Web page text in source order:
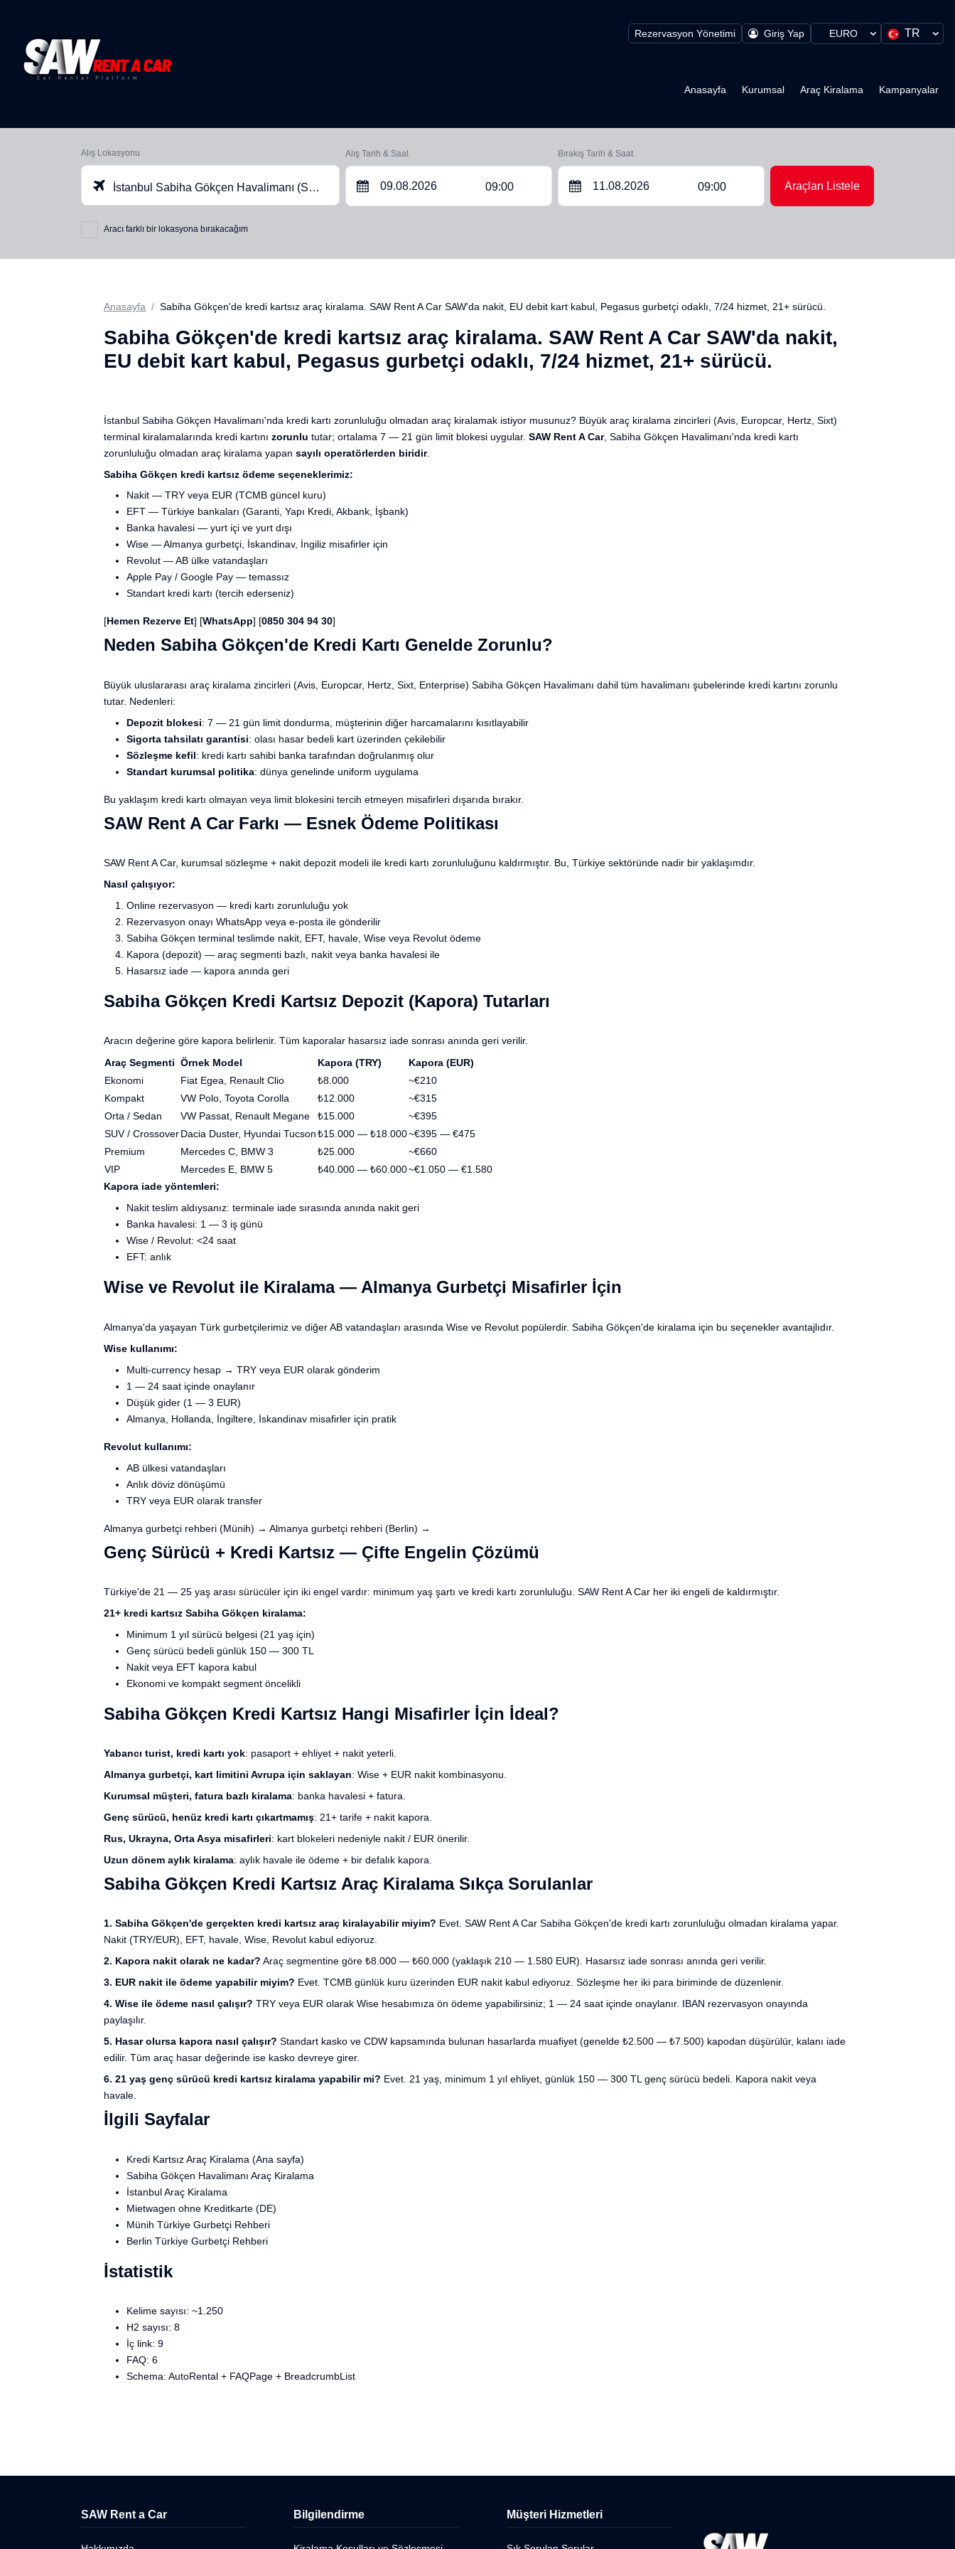
Rezervasyon Yönetimi Giriş Yap TR
EURO
Anasayfa Kurumsal Araç Kiralama Kampanyalar
Alış Lokasyonu
İstanbul Sabiha Gökçen Havalimanı (SAW)
Aracı farklı bir lokasyona bırakacağım
Alış Tarih & Saat
09:00
Bırakış Tarih & Saat
09:00 Araçları Listele
Anasayfa Sabiha Gökçen'de kredi kartsız araç kiralama. SAW Rent A Car SAW'da nakit, EU debit kart kabul, Pegasus gurbetçi odaklı, 7/24 hizmet, 21+ sürücü.
Sabiha Gökçen'de kredi kartsız araç kiralama. SAW Rent A Car SAW'da nakit,
EU debit kart kabul, Pegasus gurbetçi odaklı, 7/24 hizmet, 21+ sürücü.
İstanbul Sabiha Gökçen Havalimanı'nda kredi kartı zorunluluğu olmadan araç kiralamak istiyor musunuz? Büyük araç kiralama zincirleri (Avis, Europcar, Hertz, Sixt)
terminal kiralamalarında kredi kartını zorunlu tutar; ortalama 7 — 21 gün limit blokesi uygular. SAW Rent A Car, Sabiha Gökçen Havalimanı'nda kredi kartı
zorunluluğu olmadan araç kiralama yapan sayılı operatörlerden biridir.
Sabiha Gökçen kredi kartsız ödeme seçeneklerimiz:
Nakit — TRY veya EUR (TCMB güncel kuru)
EFT — Türkiye bankaları (Garanti, Yapı Kredi, Akbank, İşbank)
Banka havalesi — yurt içi ve yurt dışı
Wise — Almanya gurbetçi, İskandinav, İngiliz misafirler için
Revolut — AB ülke vatandaşları
Apple Pay / Google Pay — temassız
Standart kredi kartı (tercih ederseniz)
[Hemen Rezerve Et] [WhatsApp] [0850 304 94 30]
Neden Sabiha Gökçen'de Kredi Kartı Genelde Zorunlu?
Büyük uluslararası araç kiralama zincirleri (Avis, Europcar, Hertz, Sixt, Enterprise) Sabiha Gökçen Havalimanı dahil tüm havalimanı şubelerinde kredi kartını zorunlu
tutar. Nedenleri:
Depozit blokesi: 7 — 21 gün limit dondurma, müşterinin diğer harcamalarını kısıtlayabilir
Sigorta tahsilatı garantisi: olası hasar bedeli kart üzerinden çekilebilir
Sözleşme kefil: kredi kartı sahibi banka tarafından doğrulanmış olur
Standart kurumsal politika: dünya genelinde uniform uygulama
Bu yaklaşım kredi kartı olmayan veya limit blokesini tercih etmeyen misafirleri dışarıda bırakır.
SAW Rent A Car Farkı — Esnek Ödeme Politikası
SAW Rent A Car, kurumsal sözleşme + nakit depozit modeli ile kredi kartı zorunluluğunu kaldırmıştır. Bu, Türkiye sektöründe nadir bir yaklaşımdır.
Nasıl çalışıyor:
Online rezervasyon — kredi kartı zorunluluğu yok
Rezervasyon onayı WhatsApp veya e-posta ile gönderilir
Sabiha Gökçen terminal teslimde nakit, EFT, havale, Wise veya Revolut ödeme
Kapora (depozit) — araç segmenti bazlı, nakit veya banka havalesi ile
Hasarsız iade — kapora anında geri
Sabiha Gökçen Kredi Kartsız Depozit (Kapora) Tutarları
Aracın değerine göre kapora belirlenir. Tüm kaporalar hasarsız iade sonrası anında geri verilir.
Araç Segmenti Örnek Model Kapora (TRY)
Kapora (EUR)
Ekonomi
Fiat Egea, Renault Clio ₺8.000
~€210
Kompakt
VW Polo, Toyota Corolla ₺12.000
~€315
Orta / Sedan
VW Passat, Renault Megane ₺15.000
~€395
SUV / CrossoverDacia Duster, Hyundai Tucson₺15.000 — ₺18.000~€395 — €475
Premium
Mercedes C, BMW 3 ₺25.000
~€660
VIP
Mercedes E, BMW 5 ₺40.000 — ₺60.000~€1.050 — €1.580
Kapora iade yöntemleri:
Nakit teslim aldıysanız: terminale iade sırasında anında nakit geri
Banka havalesi: 1 — 3 iş günü
Wise / Revolut: <24 saat
EFT: anlık
Wise ve Revolut ile Kiralama — Almanya Gurbetçi Misafirler İçin
Almanya'da yaşayan Türk gurbetçilerimiz ve diğer AB vatandaşları arasında Wise ve Revolut popülerdir. Sabiha Gökçen'de kiralama için bu seçenekler avantajlıdır.
Wise kullanımı:
Multi-currency hesap → TRY veya EUR olarak gönderim
1 — 24 saat içinde onaylanır
Düşük gider (1 — 3 EUR)
Almanya, Hollanda, İngiltere, İskandinav misafirler için pratik
Revolut kullanımı:
AB ülkesi vatandaşları
Anlık döviz dönüşümü
TRY veya EUR olarak transfer
Almanya gurbetçi rehberi (Münih) → Almanya gurbetçi rehberi (Berlin) →
Genç Sürücü + Kredi Kartsız — Çifte Engelin Çözümü
Türkiye'de 21 — 25 yaş arası sürücüler için iki engel vardır: minimum yaş şartı ve kredi kartı zorunluluğu. SAW Rent A Car her iki engeli de kaldırmıştır.
21+ kredi kartsız Sabiha Gökçen kiralama:
Minimum 1 yıl sürücü belgesi (21 yaş için)
Genç sürücü bedeli günlük 150 — 300 TL
Nakit veya EFT kapora kabul
Ekonomi ve kompakt segment öncelikli
Sabiha Gökçen Kredi Kartsız Hangi Misafirler İçin İdeal?
Yabancı turist, kredi kartı yok: pasaport + ehliyet + nakit yeterli.
Almanya gurbetçi, kart limitini Avrupa için saklayan: Wise + EUR nakit kombinasyonu.
Kurumsal müşteri, fatura bazlı kiralama: banka havalesi + fatura.
Genç sürücü, henüz kredi kartı çıkartmamış: 21+ tarife + nakit kapora.
Rus, Ukrayna, Orta Asya misafirleri: kart blokeleri nedeniyle nakit / EUR önerilir.
Uzun dönem aylık kiralama: aylık havale ile ödeme + bir defalık kapora.
Sabiha Gökçen Kredi Kartsız Araç Kiralama Sıkça Sorulanlar
1. Sabiha Gökçen'de gerçekten kredi kartsız araç kiralayabilir miyim? Evet. SAW Rent A Car Sabiha Gökçen'de kredi kartı zorunluluğu olmadan kiralama yapar.
Nakit (TRY/EUR), EFT, havale, Wise, Revolut kabul ediyoruz.
2. Kapora nakit olarak ne kadar? Araç segmentine göre ₺8.000 — ₺60.000 (yaklaşık 210 — 1.580 EUR). Hasarsız iade sonrası anında geri verilir.
3. EUR nakit ile ödeme yapabilir miyim? Evet. TCMB günlük kuru üzerinden EUR nakit kabul ediyoruz. Sözleşme her iki para biriminde de düzenlenir.
4. Wise ile ödeme nasıl çalışır? TRY veya EUR olarak Wise hesabımıza ön ödeme yapabilirsiniz; 1 — 24 saat içinde onaylanır. IBAN rezervasyon onayında
paylaşılır.
5. Hasar olursa kapora nasıl çalışır? Standart kasko ve CDW kapsamında bulunan hasarlarda muafiyet (genelde ₺2.500 — ₺7.500) kapodan düşürülür, kalanı iade
edilir. Tüm araç hasar değerinde ise kasko devreye girer.
6. 21 yaş genç sürücü kredi kartsız kiralama yapabilir mi? Evet. 21 yaş, minimum 1 yıl ehliyet, günlük 150 — 300 TL genç sürücü bedeli. Kapora nakit veya
havale.
İlgili Sayfalar
Kredi Kartsız Araç Kiralama (Ana sayfa)
Sabiha Gökçen Havalimanı Araç Kiralama
İstanbul Araç Kiralama
Mietwagen ohne Kreditkarte (DE)
Münih Türkiye Gurbetçi Rehberi
Berlin Türkiye Gurbetçi Rehberi
İstatistik
Kelime sayısı: ~1.250
H2 sayısı: 8
İç link: 9
FAQ: 6
Schema: AutoRental + FAQPage + BreadcrumbList
SAW Rent a Car Bilgilendirme Müşteri Hizmetleri